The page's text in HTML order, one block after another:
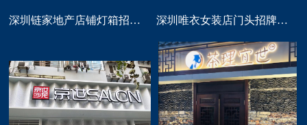
深圳链家地产店铺灯箱招牌定做 深圳唯衣女装店门头招牌设计制作